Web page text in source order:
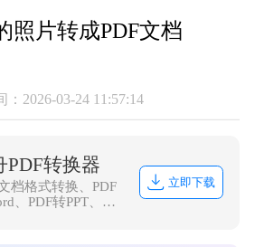
照片转成PDF文档
：2026-03-24 11:57:14
PDF转换器
档格式转换、PDF
、PDF转PPT、
立即下载